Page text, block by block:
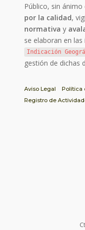
Público, sin
por la calidad,
normativa y
se elaboran en
Indicación
gestión de dichas
Aviso Legal Política
Registro de